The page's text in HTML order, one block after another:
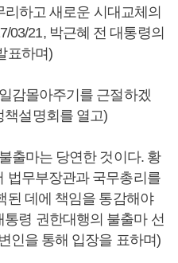
리하고 새로운 시대교체의
03/21, 박근혜 전 대통령의
표하며)
감몰아주기를 근절하겠
책설명회를 열고)
출마는 당연한 것이다. 황
법무부장관과 국무총리를
된 데에 책임을 통감해야
통령 권한대행의 불출마 선
인을 통해 입장을 표하며)